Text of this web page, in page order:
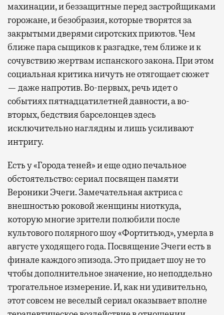
махинации, и беззащитные перед застройщиками
горожане, и безобразия, которые творятся за
закрытыми дверями сиротских приютов. Чем
ближе пара сыщиков к разгадке, тем ближе и к
сочувствию жертвам испанского закона. При этом
социальная критика ничуть не отягощает сюжет
— даже напротив. Во-первых, речь идет о
событиях пятнадцатилетней давности, а во-
вторых, бедствия барселонцев здесь
исключительно наглядны и лишь усиливают
интригу.
Есть у «Города теней» и еще одно печальное
обстоятельство: сериал посвящен памяти
Вероники Эчеги. Замечательная актриса с
внешностью роковой женщины ниоткуда,
которую многие зрители полюбили после
культового полярного шоу «Фортитьюд», умерла в
августе уходящего года. Посвящение Эчеги есть в
финале каждого эпизода. Это придает шоу не то
чтобы дополнительное значение, но неподдельно
трогательное измерение. И, как ни удивительно,
этот совсем не веселый сериал оказывает вполне